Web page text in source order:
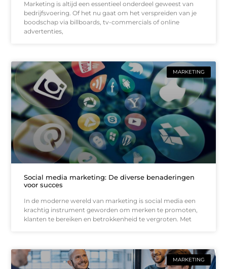
Marketing is altijd een essentieel onderdeel geweest van
bedrijfsvoering. Of het nu gaat om het verspreiden van je
boodschap via billboards, tv-commercials of online
advertenties,
MARKETING
Social media marketing: De diverse benaderingen
voor succes
In de moderne wereld van marketing is social media een
krachtig instrument geworden om merken te promoten,
klanten te bereiken en betrokkenheid te vergroten. Met
MARKETING